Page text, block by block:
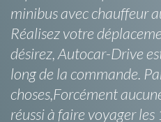
minibus avec chauffeur
Réalisez votre
désirez, Autocar-Drive
long de la commande.
choses,Forcément
réussi à faire voyager